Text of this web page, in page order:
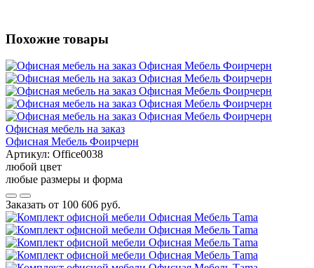
Похожие товары
Офисная мебель на заказ
Офисная Мебель Фоирчерн
Артикул: Office0038
любой цвет
любые размеры и форма
Заказать от 100 606 руб.